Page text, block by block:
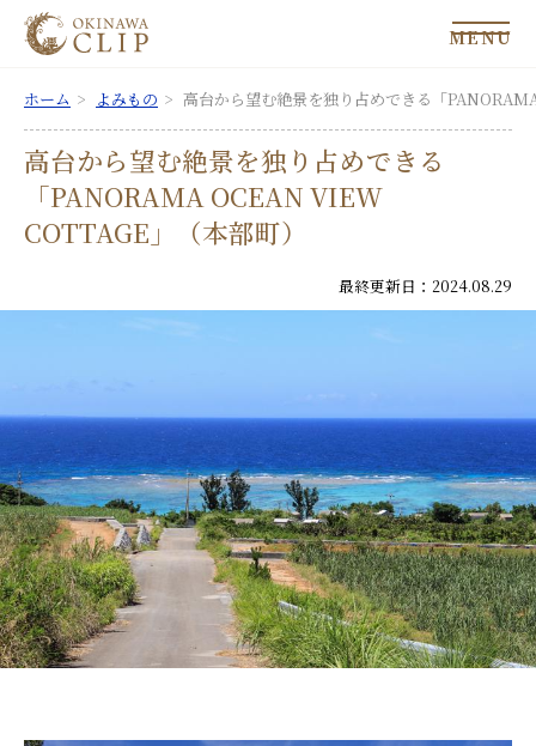
MENU
ホーム よみもの 高台から望む絶景を独り占めできる「
高台から望む絶景を独り占めできる
「PANORAMA OCEAN VIEW
COTTAGE」（本部町）
最終更新日：2024.08.29